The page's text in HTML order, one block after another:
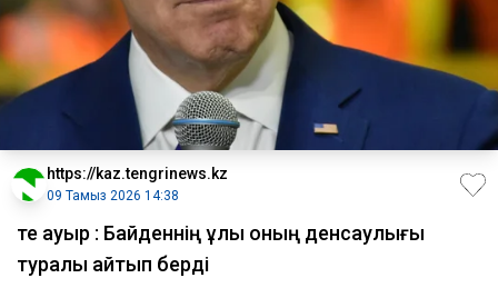
https://kaz.tengrinews.kz
09 Тамыз 2026 14:38
Өте ауыр : Байденнің ұлы оның денсаулығы
туралы айтып берді